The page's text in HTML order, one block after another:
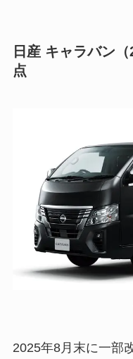
日産 キャラバン
点
2025年8月末に一部